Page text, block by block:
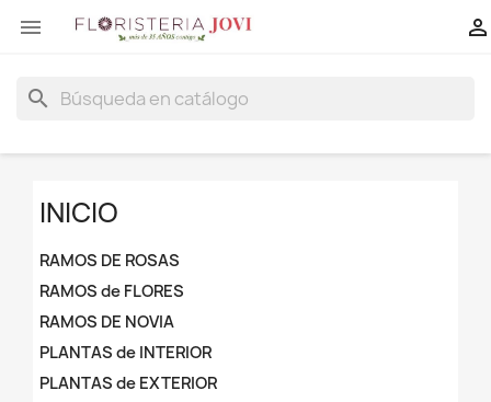
 
search
INICIO
RAMOS DE ROSAS
RAMOS de FLORES
RAMOS DE NOVIA
PLANTAS de INTERIOR
PLANTAS de EXTERIOR